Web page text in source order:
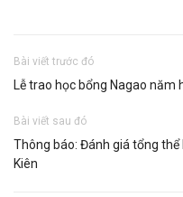
Bài viết trước đó
Lễ trao học bổng Nagao năm
Bài viết sau đó
Thông báo: Đánh giá tổng thể
Kiên